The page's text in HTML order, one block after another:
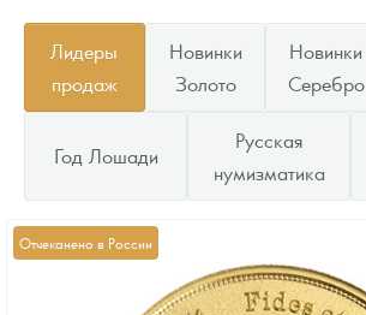
Лидеры
продаж
Новинки
Золото
Новинки
Серебро
Год Лошади
Русская
нумизматика
Отчеканено в России